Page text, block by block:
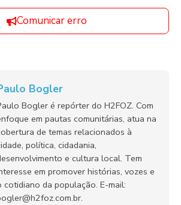
Comunicar erro
Bogler
Bogler é repórter do H2FOZ. Com
em pautas comunitárias, atua na
de temas relacionados à
política, cidadania,
e cultura local. Tem
em promover histórias, vozes e
cotidiano da população. E-mail: